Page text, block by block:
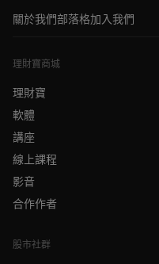
關於我們部落格加入我們
理財寶商城
理財寶
軟體
講座
線上課程
影音
合作作者
股市社群